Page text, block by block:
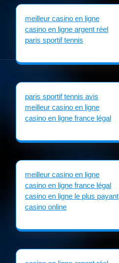
meilleur casino en ligne
casino en ligne argent réel
paris sportif tennis
paris sportif tennis avis
meilleur casino en ligne
casino en ligne france légal
meilleur casino en ligne
casino en ligne france légal
casino en ligne le plus payant
casino online